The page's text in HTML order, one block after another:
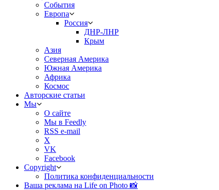
События
Европа
Россия
ДНР-ЛНР
Крым
Азия
Северная Америка
Южная Америка
Африка
Космос
Авторские статьи
Мы
О сайте
Мы в Feedly
RSS e-mail
X
VK
Facebook
Copyright
Политика конфиденциальности
Ваша реклама на Life on Photo 📸